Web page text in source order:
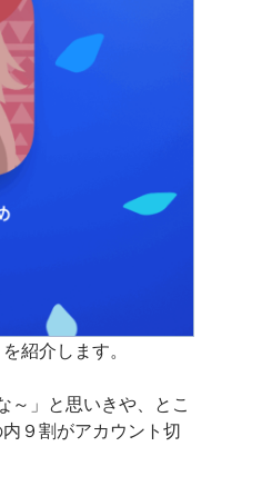
紹介します。
～」と思いきや、とこ
９割がアカウント切